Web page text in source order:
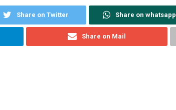
Share on Twitter Share on whatsapp
Share on Mail